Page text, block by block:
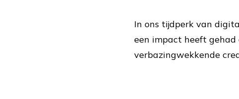
In ons tijdperk van
een impact heeft gehad
verbazingwekkende